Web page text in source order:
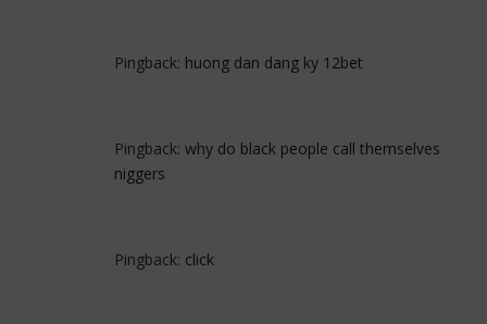
Pingback: huong dan dang ky 12bet
Pingback: why do black people call themselves
niggers
Pingback: click